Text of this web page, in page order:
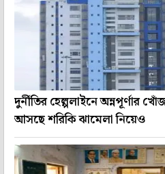
দুর্নীতির হেল্পলাইনে অন্নপূর্ণার
আসছে শরিকি ঝামেলা নিয়েও